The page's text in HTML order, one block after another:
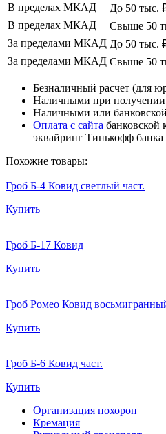
В пределах МКАД
До 50 тыс.
В пределах МКАД
Свыше 50
За пределами МКАД До 50 тыс.
За пределами МКАД Свыше 50
Безналичный расчет (для
Наличными при получении
Наличными или
Оплата с сайта банковской
эквайринг Тинькофф банка
Похожие товары:
Гроб Б-4 Ковид светлый част.
Купить
Гроб Б-17 Ковид
Купить
Гроб Ромео Ковид
Купить
Гроб Б-6 Ковид част.
Купить
Организация похорон
Кремация